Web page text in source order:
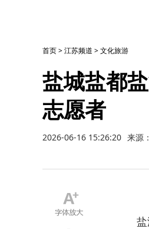
首页>江苏频道 >文化旅游
盐城盐都
志愿者
2026-06-16 15:26:20 来源